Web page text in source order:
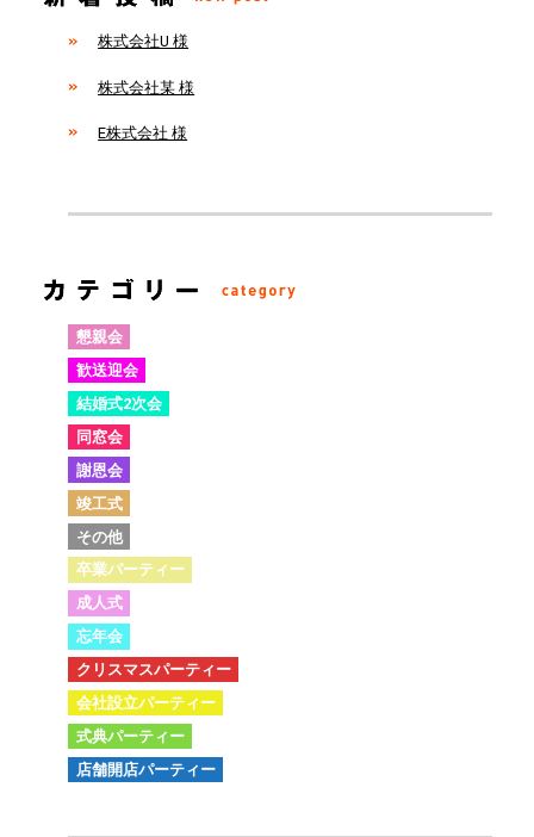
株式会社U 様
株式会社某 様
E株式会社 様
懇親会
歓送迎会
結婚式2次会
同窓会
謝恩会
竣工式
その他
卒業パーティー
成人式
忘年会
クリスマスパーティー
会社設立パーティー
式典パーティー
店舗開店パーティー